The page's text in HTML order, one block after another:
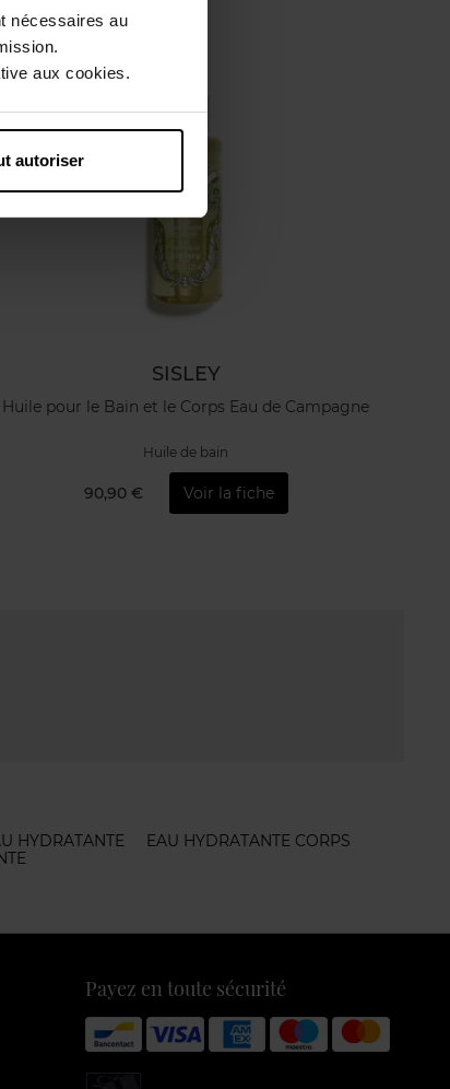
nécessaires au
aux cookies.
autoriser
SISLEY
Huile pour le Bain et le Corps Eau de Campagne
Huile de bain
90,90 € Voir la fiche
HYDRATANTE
EAU HYDRATANTE CORPS
Payez en toute sécurité